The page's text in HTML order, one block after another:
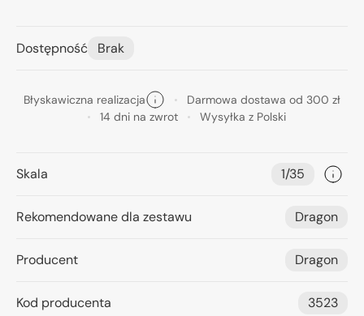
Dostępność Brak
Błyskawiczna realizacja
Darmowa dostawa od 300 zł
14 dni na zwrot
Wysyłka z Polski
Skala 1/35
Rekomendowane dla zestawu Dragon
Producent Dragon
Kod producenta 3523